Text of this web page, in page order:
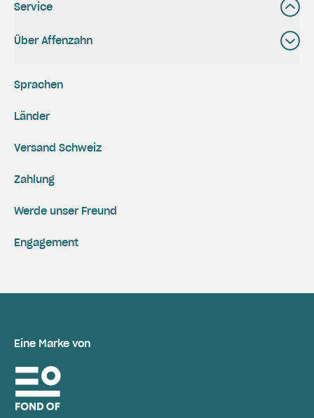
Service
Über Affenzahn
Versand Schweiz
Zahlung
Engagement
Werde unser Freund
Sprachen
Länder
Eine Marke von